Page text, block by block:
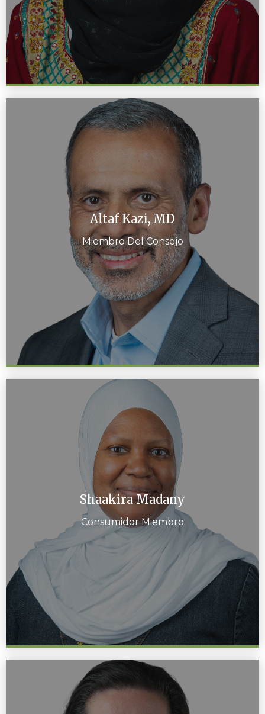
Altaf Kazi, MD
Miembro Del Consejo
Shaakira Madany
Consumidor Miembro